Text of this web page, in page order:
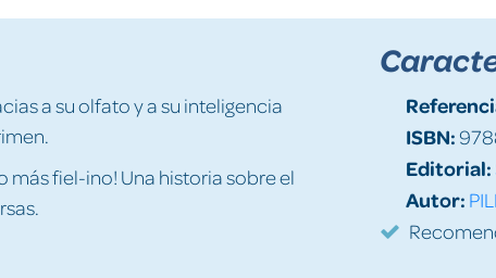
a su olfato y a su inteligencia
más fiel-ino! Una historia sobre el
ISBN:
Editorial:
Autor: